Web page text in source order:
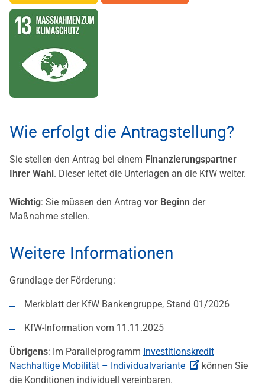
Wie erfolgt die Antragstellung?
Sie stellen den Antrag bei einem Finanzierungspartner
Ihrer Wahl . Dieser leitet die Unterlagen an die KfW weiter.
Wichtig: Sie müssen den Antrag vor Beginn der
Maßnahme stellen.
Weitere Informationen
Grundlage der Förderung:
Merkblatt der KfW Bankengruppe, Stand 01/2026
KfW-Information vom 11.11.2025
Übrigens: Im Parallelprogramm Investitionskredit
Nachhaltige Mobilität – Individualvariante
können Sie
die Konditionen individuell vereinbaren.